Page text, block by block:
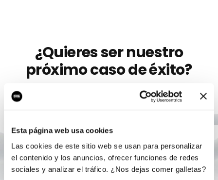
Esta página web usa cookies
Las cookies de este sitio web se usan para personalizar
el contenido y los anuncios, ofrecer funciones de redes
sociales y analizar el tráfico. ¿Nos dejas comer galletas?
¿Quieres ser nuestro
próximo caso de éxito?
Llevamos más de 10 años ayudando aartistas
como
Mireia
a crecer con marketing digital serio. Sin
Agendar auditoría gratis